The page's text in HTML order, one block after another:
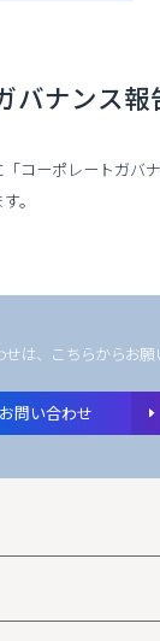
バナンス報
コーポレートガバ
。
は、こちらからお願
問い合わせ